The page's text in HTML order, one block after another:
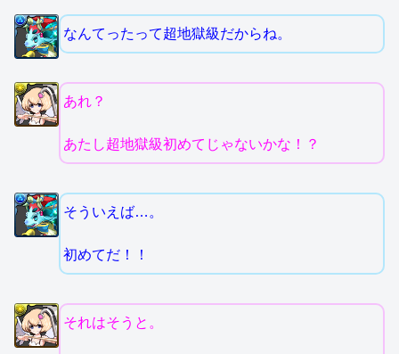
なんてったって超地獄級だからね。
あれ？
あたし超地獄級初めてじゃないかな！？
そういえば…。
初めてだ！！
それはそうと。